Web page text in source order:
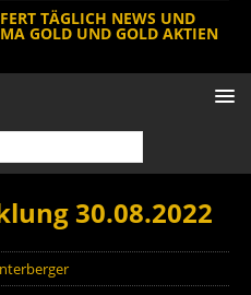
TÄGLICH NEWS UND
GOLD UND GOLD AKTIEN
30.08.2022